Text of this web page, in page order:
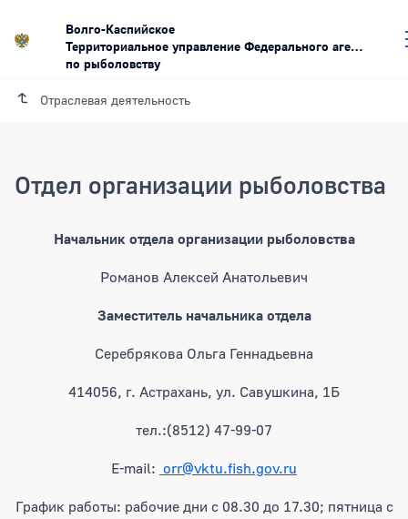
Волго-Каспийское
Территориальное управление Федерального агентства
по рыболовству
Отраслевая деятельность
Отдел организации рыболовства
Начальник отдела организации рыболовства
Романов Алексей Анатольевич
Заместитель начальника отдела
Серебрякова Ольга Геннадьевна
414056, г. Астрахань, ул. Савушкина, 1Б
тел.:(8512) 47-99-07
E-mail: orr@vktu.fish.gov.ru
График работы: рабочие дни с 08.30 до 17.30; пятница с